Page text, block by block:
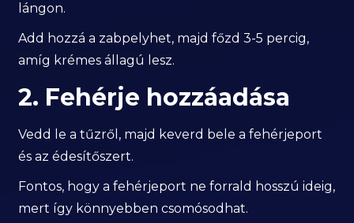
lángon.
Add hozzá a zabpelyhet, majd főzd 3-5 percig,
amíg krémes állagú lesz.
2. Fehérje hozzáadása
Vedd le a tűzről, majd keverd bele a fehérjeport
és az édesítőszert.
Fontos, hogy a fehérjeport ne forrald hosszú ideig,
mert így könnyebben csomósodhat.